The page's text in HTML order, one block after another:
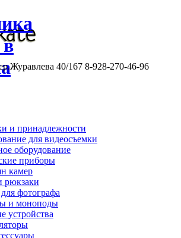
40/167 8-928-270-46-96
и принадлежности
для видеосъемки
оборудование
приборы
камер
рюкзаки
фотографа
и моноподы
устройства